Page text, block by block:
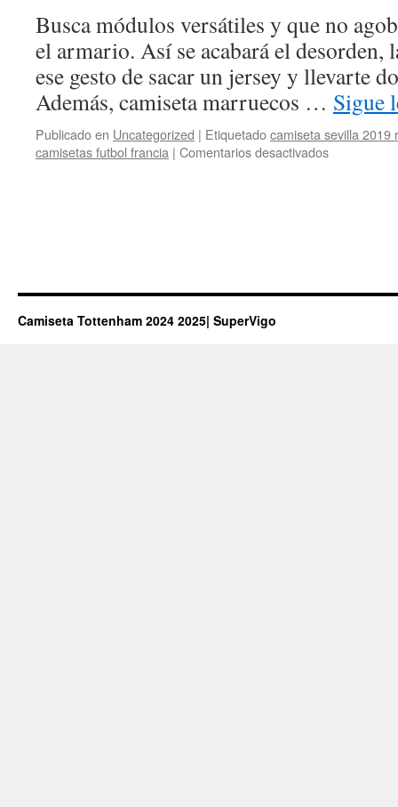
Busca módulos versátiles y que no
el armario. Así se acabará el desorden,
ese gesto de sacar un jersey y llevarte
Además, camiseta marruecos … Sigue
Publicado en Uncategorized | Etiquetadocamiseta sevilla 2019
camisetas futbol francia | Comentarios desactivadosen
Camiseta Tottenham 2024 2025| SuperVigo